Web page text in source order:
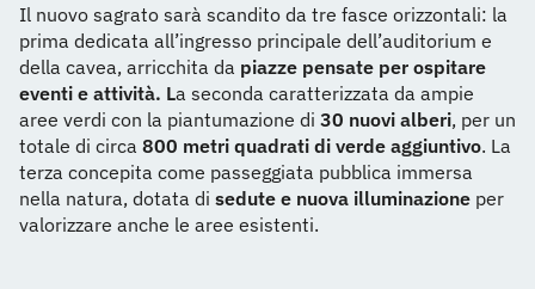
Il nuovo sagrato sarà scandito da tre fasce orizzontali: la
prima dedicata all’ingresso principale dell’auditorium e
della cavea, arricchita da piazze pensate per ospitare
eventi e attività. La seconda caratterizzata da ampie
aree verdi con la piantumazione di 30 nuovi alberi, per un
totale di circa 800 metri quadrati di verde aggiuntivo. La
terza concepita come passeggiata pubblica immersa
nella natura, dotata di sedute e nuova illuminazione per
valorizzare anche le aree esistenti.